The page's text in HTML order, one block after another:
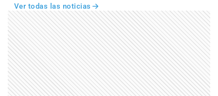
Ver todas las noticias